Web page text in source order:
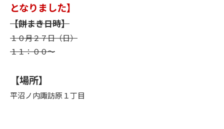
となりました】
【餅まき日時】
１０月２７日（日）
１１：００～
【場所】
平沼ノ内諏訪原１丁目